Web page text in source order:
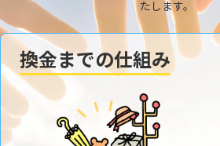
たします。
換金までの仕組み